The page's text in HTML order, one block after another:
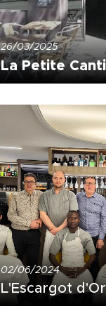
26/03/2025
La Petite
02/06/2024
L'Escargot d'Or